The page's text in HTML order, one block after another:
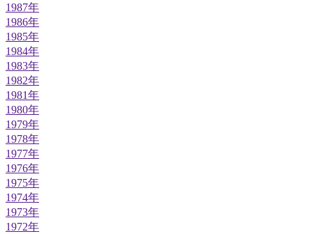
1987年
1986年
1985年
1984年
1983年
1982年
1981年
1980年
1979年
1978年
1977年
1976年
1975年
1974年
1973年
1972年